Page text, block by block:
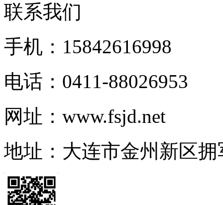
联系我们
手机：15842616998
电话：0411-88026953
网址：www.fsjd.net
地址：大连市金州新区